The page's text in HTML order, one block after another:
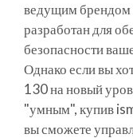
ведущим
разработан для
безопасности
Однако если вы
130 на новый
"умным", купив
вы сможете